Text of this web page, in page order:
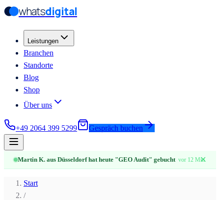
Zum Hauptinhalt springen
Zum Hauptinhalt springen
whatsdigital
Leistungen
Branchen
Standorte
Blog
Shop
Über uns
+49 2064 399 5299 Gespräch buchen
Martin K. aus Düsseldorf hat heute "GEO Audit" gebucht vor 12 Min.
✕
Start
/